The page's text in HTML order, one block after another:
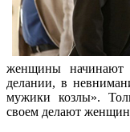
женщины начинают
делании, в
мужики козлы».
своем делают